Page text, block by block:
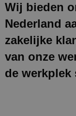
Wij bieden
Nederland
zakelijke
van onze
de werkplek